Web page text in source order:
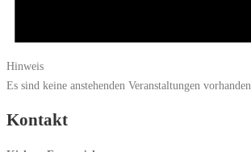
Hinweis
Es sind keine anstehenden Veranstaltungen vorhanden.
Kontakt